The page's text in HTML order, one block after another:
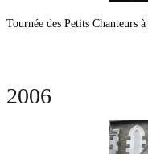
Tournée des Petits Chanteurs à
2006